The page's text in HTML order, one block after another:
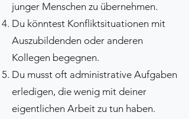
junger Menschen zu übernehmen.
Du könntest Konfliktsituationen mit
Auszubildenden oder anderen
Kollegen begegnen.
Du musst oft administrative Aufgaben
erledigen, die wenig mit deiner
eigentlichen Arbeit zu tun haben.